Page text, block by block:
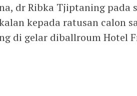
dr Ribka Tjiptaning pada
kepada ratusan calon
di gelar diballroum Hotel